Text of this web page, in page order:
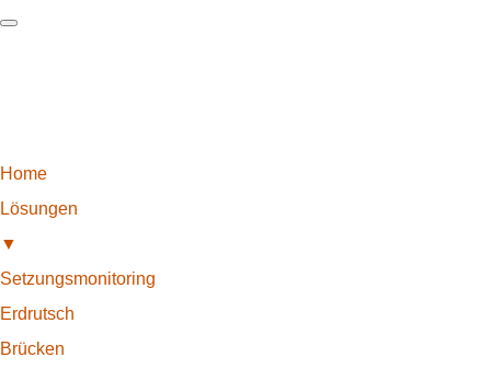
Home
Lösungen
▼
Setzungsmonitoring
Erdrutsch
Brücken